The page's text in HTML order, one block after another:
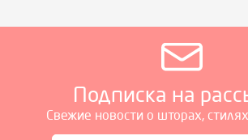
Подписка на
Свежие новости о шторах,